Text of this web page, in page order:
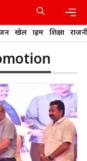
खेल क्राइम शिक्षा